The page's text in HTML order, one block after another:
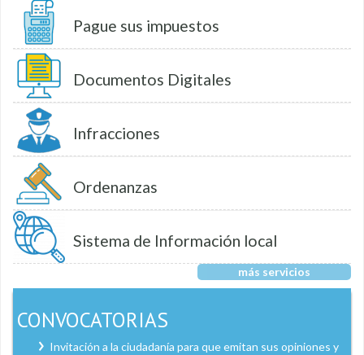
Pague sus impuestos
Documentos Digitales
Infracciones
Ordenanzas
Sistema de Información local
más servicios
CONVOCATORIAS
Invitación a la ciudadanía para que emitan sus opiniones y